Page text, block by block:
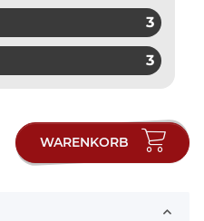
3
3
WARENKORB